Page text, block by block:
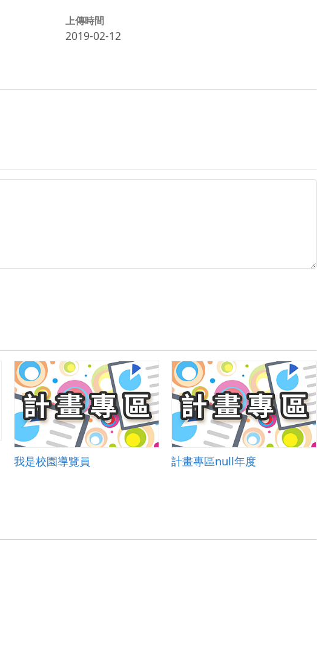
上傳時間
2019-02-12
我是校園導覽員 計畫專區null年度